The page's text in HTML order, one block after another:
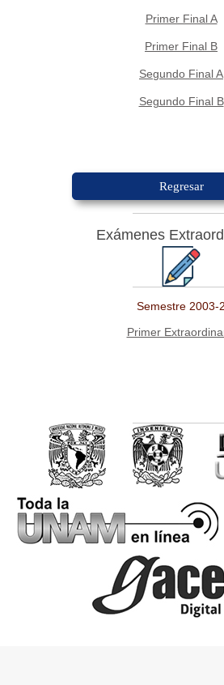
Primer Final A
Primer Final B
Segundo Final A
Segundo Final B
Regresar
Exámenes
Semestre 2003-2
Primer